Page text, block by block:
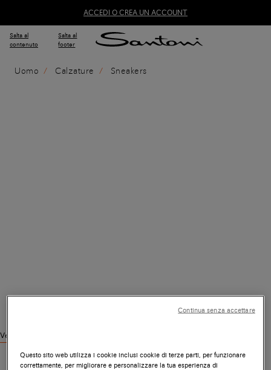
ACCEDI O CREA UN ACCOUNT
Salta al
contenuto
Salta al
footer
Uomo Calzature Sneakers
Vedi prodotti simili
Questo sito web utilizza i cookie inclusi cookie di terze parti, per funzionare
correttamente, per migliorare e personalizzare la tua esperienza di
Continua senza accettare